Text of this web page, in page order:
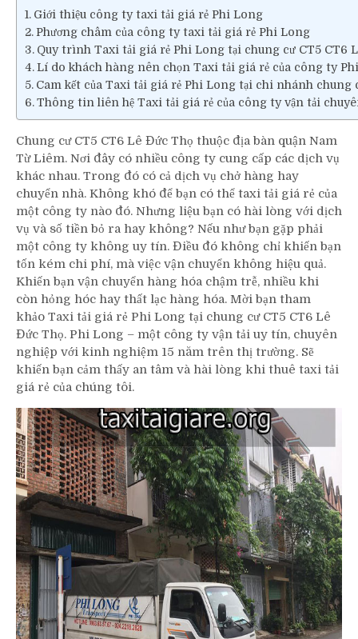
Giới thiệu công ty taxi tải giá rẻ Phi Long
Phương châm của công ty taxi tải giá rẻ Phi Long
Quy trình Taxi tải giá rẻ Phi Long tại chung cư CT5 CT6
Lí do khách hàng nên chọn Taxi tải giá rẻ của công ty
Cam kết của Taxi tải giá rẻ Phi Long tại chi nhánh chung
Thông tin liên hệ Taxi tải giá rẻ của công ty vận tải
Chung cư CT5 CT6 Lê Đức Thọ thuộc địa bàn quận Nam
Từ Liêm. Nơi đây có nhiều công ty cung cấp các dịch vụ
khác nhau. Trong đó có cả dịch vụ chở hàng hay
chuyển nhà. Không khó để bạn có thể taxi tải giá rẻ của
một công ty nào đó. Nhưng liệu bạn có hài lòng với dịch
vụ và số tiền bỏ ra hay không? Nếu như bạn gặp phải
một công ty không uy tín. Điều đó không chỉ khiến bạn
tốn kém chi phí, mà việc vận chuyển không hiệu quả.
Khiến bạn vận chuyển hàng hóa chậm trễ, nhiều khi
còn hỏng hóc hay thất lạc hàng hóa. Mời bạn tham
khảo Taxi tải giá rẻ Phi Long tại chung cư CT5 CT6 Lê
Đức Thọ. Phi Long – một công ty vận tải uy tín, chuyên
nghiệp với kinh nghiệm 15 năm trên thị trường. Sẽ
khiến bạn cảm thấy an tâm và hài lòng khi thuê taxi tải
giá rẻ của chúng tôi.